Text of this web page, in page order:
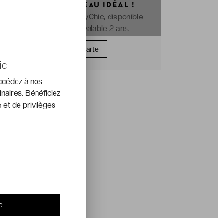
OFFREZ LE CADEAU IDÉAL !
La e-carte cadeau VeryChic, disponible
immédiatement et valable 2 ans.
Offrir une carte
à nos
Bénéficiez
et de privilèges